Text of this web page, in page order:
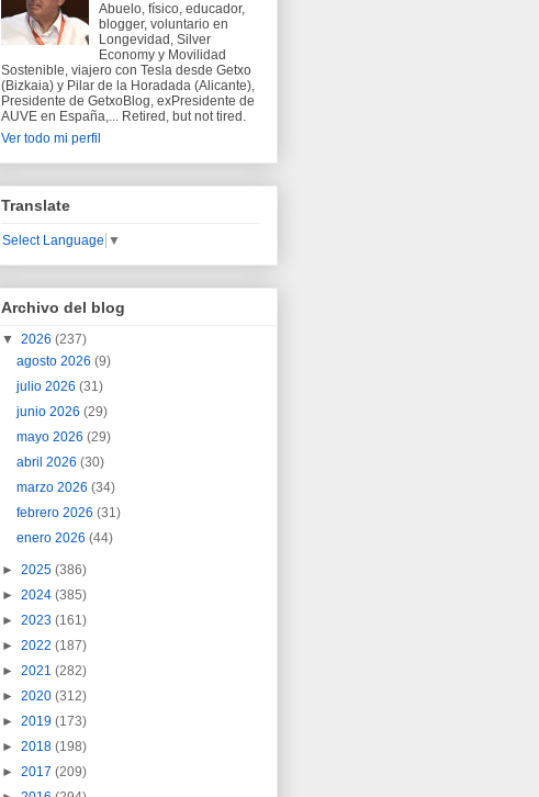
Abuelo, físico, educador,
blogger, voluntario en
Longevidad, Silver
Economy y Movilidad
Sostenible, viajero con Tesla desde Getxo
(Bizkaia) y Pilar de la Horadada (Alicante),
Presidente de GetxoBlog, exPresidente de
AUVE en España,... Retired, but not tired.
Ver todo mi perfil
Translate
Select Language ▼
Archivo del blog
▼ 2026 (237)
agosto 2026(9)
julio 2026(31)
junio 2026(29)
mayo 2026(29)
abril 2026(30)
marzo 2026(34)
febrero 2026(31)
enero 2026(44)
► 2025 (386)
► 2024 (385)
► 2023 (161)
► 2022 (187)
► 2021 (282)
► 2020 (312)
► 2019 (173)
► 2018 (198)
► 2017 (209)